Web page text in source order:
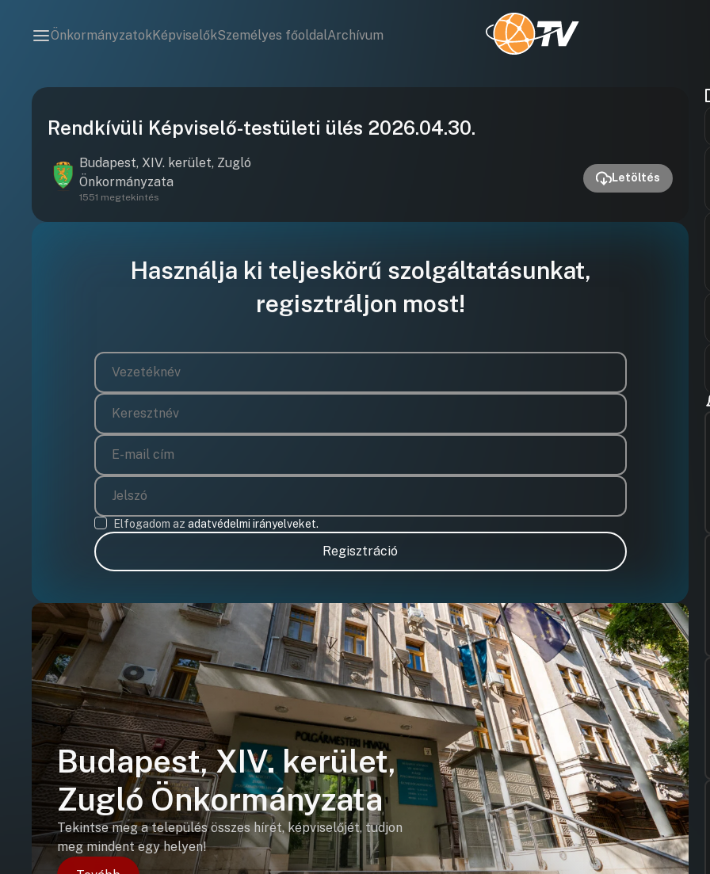
ÖnkormányzatokKépviselőkSzemélyes főoldalArchívum
lejátszása
Rendkívüli Képviselő-testületi ülés 2026.04.30.
Budapest, XIV. kerület, Zugló
Önkormányzata
1551 megtekintés
Letöltés
Használja ki teljeskörű szolgáltatásunkat,
regisztráljon most!
Elfogadom az adatvédelmi irányelveket.
Regisztráció
Budapest, XIV. kerület,
Zugló Önkormányzata
Tekintse meg a település összes hírét, képviselőjét, tudjon
meg mindent egy helyen!